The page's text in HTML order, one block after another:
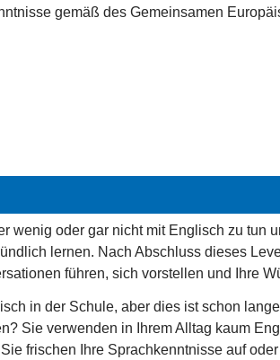
gemäß des Gemeinsamen
wenig oder gar nicht mit Englisch zu tun
lernen. Nach Abschluss dieses
führen, sich vorstellen und Ihre
in der Schule, aber dies ist schon
Sie verwenden in Ihrem Alltag kaum
frischen Ihre Sprachkenntnisse auf